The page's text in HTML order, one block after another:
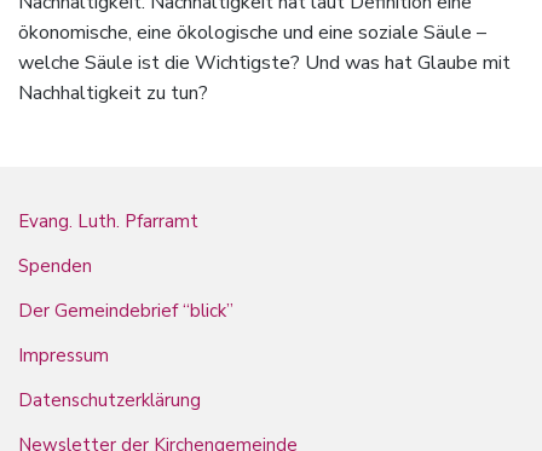
ökonomische, eine ökologische und eine soziale Säule –
welche Säule ist die Wichtigste? Und was hat Glaube mit
Nachhaltigkeit zu tun?
Evang. Luth. Pfarramt
Spenden
Der Gemeindebrief “blick”
Impressum
Datenschutzerklärung
Newsletter der Kirchengemeinde